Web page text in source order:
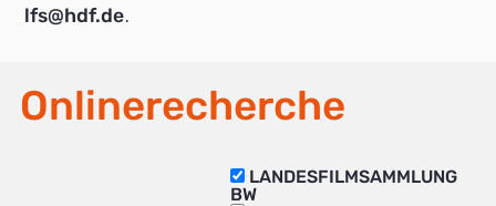
lfs@hdf.de.
Onlinerecherche
LANDESFILMSAMMLUNG
BW